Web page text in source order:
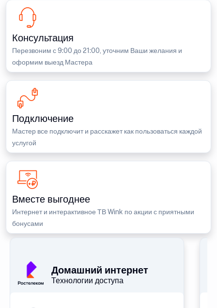
Консультация
Перезвоним с 9:00 до 21:00, уточним Ваши желания и
оформим выезд Мастера
Подключение
Мастер все подключит и расскажет как пользоваться каждой
услугой
Вместе выгоднее
Интернет и интерактивное ТВ Wink по акции с приятными
бонусами
Домашний интернет
Технологии доступа